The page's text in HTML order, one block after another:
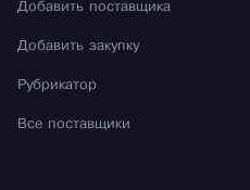
Добавить поставщика
Добавить закупку
Рубрикатор
Все поставщики